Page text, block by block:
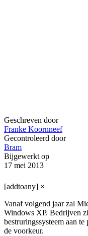
Geschreven door
Franke Koornneef
Gecontroleerd door
Bram
Bijgewerkt op
17 mei 2013
[addtoany] ×
Vanaf volgend jaar zal
Windows XP. Bedrijven
bestruringssysteem aan
de voorkeur.